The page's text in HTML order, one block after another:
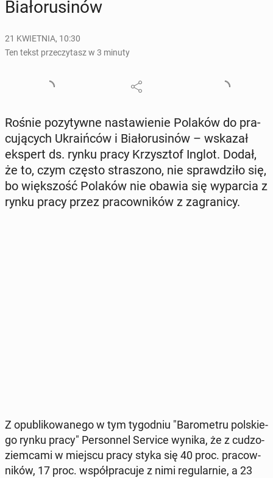
Bia­ło­ru­si­nów
21 KWIETNIA, 10:30
Ten tekst przeczytasz w 3 minuty
Rośnie po­zy­tyw­ne na­sta­wie­nie Polaków do pra­
cu­ją­cych Ukra­iń­ców i Bia­ło­ru­si­nów – wskazał
ekspert ds. rynku pracy Krzysz­tof Inglot. Dodał,
że to, czym często stra­szo­no, nie spraw­dzi­ło się,
bo więk­szość Polaków nie obawia się wy­par­cia z
rynku pracy przez pra­cow­ni­ków z za­gra­ni­cy.
Z opu­bli­ko­wa­ne­go w tym ty­go­dniu "Ba­ro­me­tru pol­skie­
go rynku pracy" Per­son­nel Service wynika, że z cu­dzo­
ziem­ca­mi w miejscu pracy styka się 40 proc. pra­cow­
ni­ków, 17 proc. współ­pra­cu­je z nimi re­gu­lar­nie, a 23